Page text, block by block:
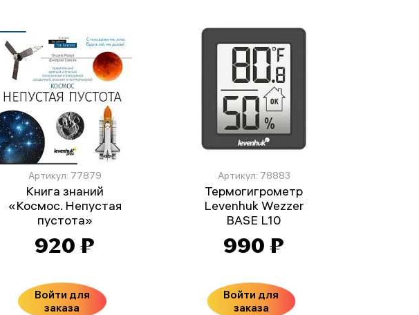
Артикул: 77879
Книга знаний
«Космос. Непустая
пустота»
920 ₽
Войти для
заказа
Артикул: 78883
Термогигрометр
Levenhuk Wezzer
BASE L10
990 ₽
Войти для
заказа